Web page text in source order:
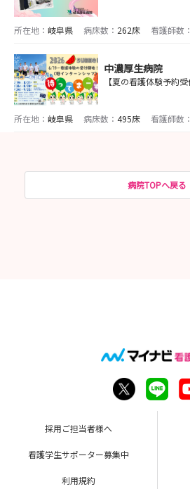
所在地： 岐阜県 病床数： 262床 看護師数：
中濃厚生病院
所在地： 岐阜県 病床数： 495床 看護師数：
病院TOPへ戻る
採用ご担当者様へ
看護学生サポーター募集中
利用規約